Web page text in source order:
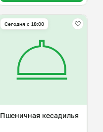
Сегодня с 18:00
Пшеничная кесадилья